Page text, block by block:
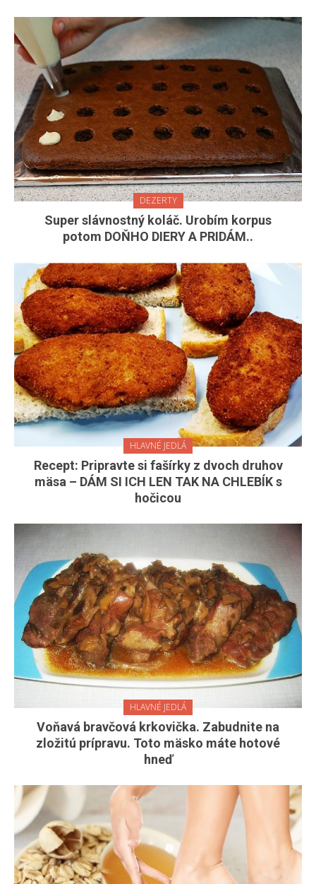
DEZERTY
Super slávnostný koláč. Urobím korpus
potom DOŇHO DIERY A PRIDÁM..
HLAVNÉ JEDLÁ
Recept: Pripravte si fašírky z dvoch druhov
mäsa – DÁM SI ICH LEN TAK NA CHLEBÍK s
hočicou
HLAVNÉ JEDLÁ
Voňavá bravčová krkovička. Zabudnite na
zložitú prípravu. Toto mäsko máte hotové
hneď